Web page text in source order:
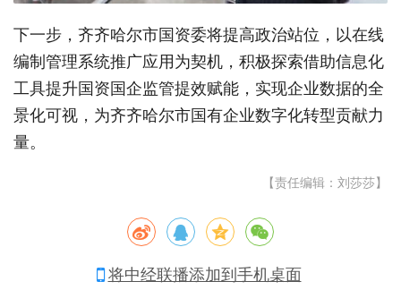
下一步，齐齐哈尔市国资委将提高政治站位，以在线
编制管理系统推广应用为契机，积极探索借助信息化
工具提升国资国企监管提效赋能，实现企业数据的全
景化可视，为齐齐哈尔市国有企业数字化转型贡献力
量。
【责任编辑：刘莎莎】
将中经联播添加到手机桌面